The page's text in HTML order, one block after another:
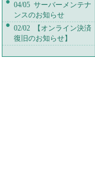
04/05 サーバーメンテナ
ンスのお知らせ
02/02 【オンライン決済
復旧のお知らせ】